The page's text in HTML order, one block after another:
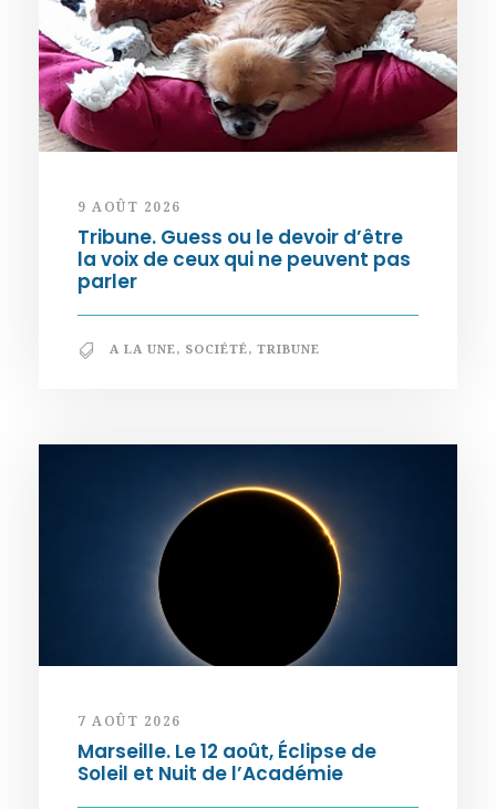
9 AOÛT 2026
Tribune. Guess ou le devoir d’être
la voix de ceux qui ne peuvent pas
parler
A LA UNE, SOCIÉTÉ, TRIBUNE
7 AOÛT 2026
Marseille. Le 12 août, Éclipse de
Soleil et Nuit de l’Académie